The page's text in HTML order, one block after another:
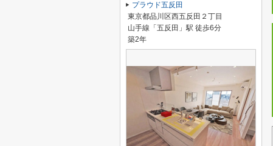
プラウド五反田
東京都品川区西五反田２丁目
山手線「五反田」駅 徒歩6分
築2年